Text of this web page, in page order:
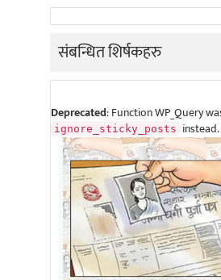
संबन्धित शिर्षकहरु
Deprecated: Function WP_Query
ignore_sticky_posts